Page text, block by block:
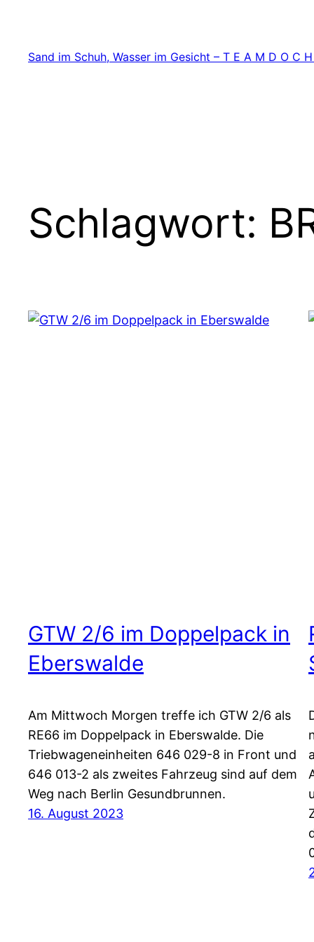
springen
Sand im Schuh, Wasser im Gesicht – T E A M D O C
Schlagwort:
GTW 2/6 im Doppelpack in
Eberswalde
Am Mittwoch Morgen treffe ich GTW 2/6 als
RE66 im Doppelpack in Eberswalde. Die
Triebwageneinheiten 646 029-8 in Front und
646 013-2 als zweites Fahrzeug sind auf dem
Weg nach Berlin Gesundbrunnen.
16. August 2023